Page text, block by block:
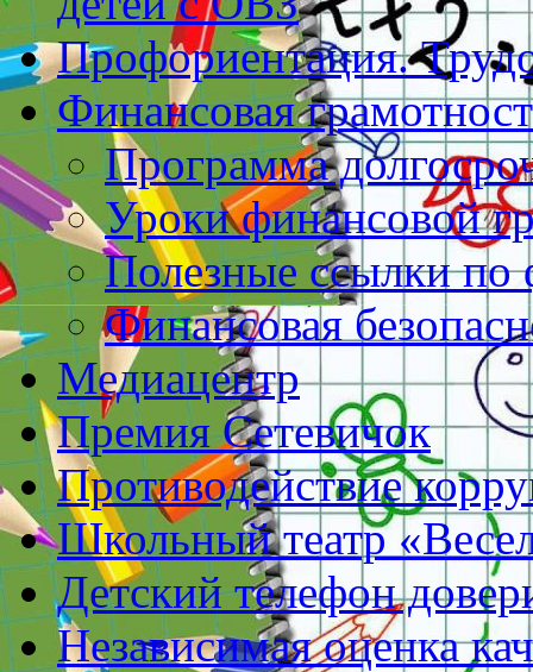
Профориентация.
Финансовая
Программа
Уроки финансовой
Полезные ссылки по
Финансовая
Медиацентр
Премия Сетевичок
Противодействие
Школьный театр
Детский телефон
Независимая оценка